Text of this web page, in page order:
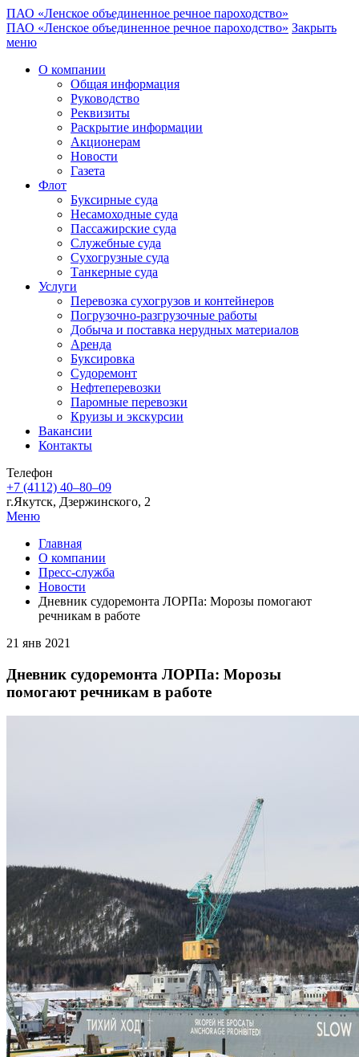
ПАО «Ленское объединенное речное пароходство»
ПАО «Ленское объединенное речное пароходство» Закрыть
меню
О компании
Общая информация
Руководство
Реквизиты
Раскрытие информации
Акционерам
Новости
Газета
Флот
Буксирные суда
Несамоходные суда
Пассажирские суда
Служебные суда
Сухогрузные суда
Танкерные суда
Услуги
Перевозка сухогрузов и контейнеров
Погрузочно-разгрузочные работы
Добыча и поставка нерудных материалов
Аренда
Буксировка
Судоремонт
Нефтеперевозки
Паромные перевозки
Круизы и экскурсии
Вакансии
Контакты
Телефон
+7 (4112) 40‒80‒09
г.Якутск, Дзержинского, 2
Меню
Главная
О компании
Пресс-служба
Новости
Дневник судоремонта ЛОРПа: Морозы помогают
речникам в работе
21 янв 2021
Дневник судоремонта ЛОРПа: Морозы
помогают речникам в работе